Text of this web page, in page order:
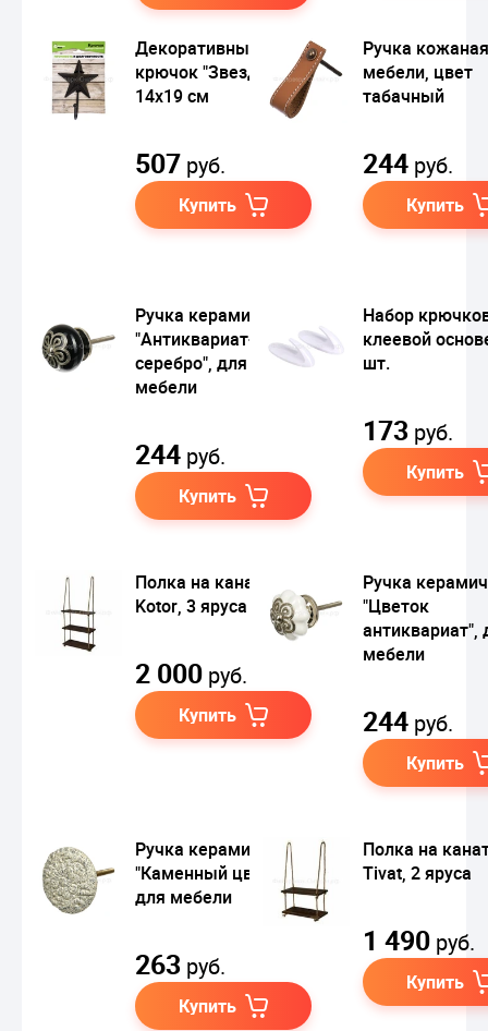
Декоративный
крючок "Звезда",
14х19 см
507 руб.
Купить
Ручка
мебели, цвет
табачный
244 руб.
Купить
Ручка керамическая
"Антиквариат-
серебро", для
мебели
244 руб.
Купить
Набор
клеевой
шт.
173 руб.
Купить
Полка на канатах
Kotor, 3 яруса
2 000 руб.
Купить
Ручка
"Цветок
антиквариат",
мебели
244 руб.
Купить
Ручка керамическая
"Каменный цветок",
для мебели
263 руб.
Купить
Полка на
Tivat, 2 яруса
1 490 руб.
Купить